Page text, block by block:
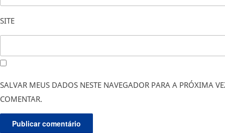
SITE
SALVAR MEUS DADOS NESTE NAVEGADOR PARA A PRÓXIMA
COMENTAR.